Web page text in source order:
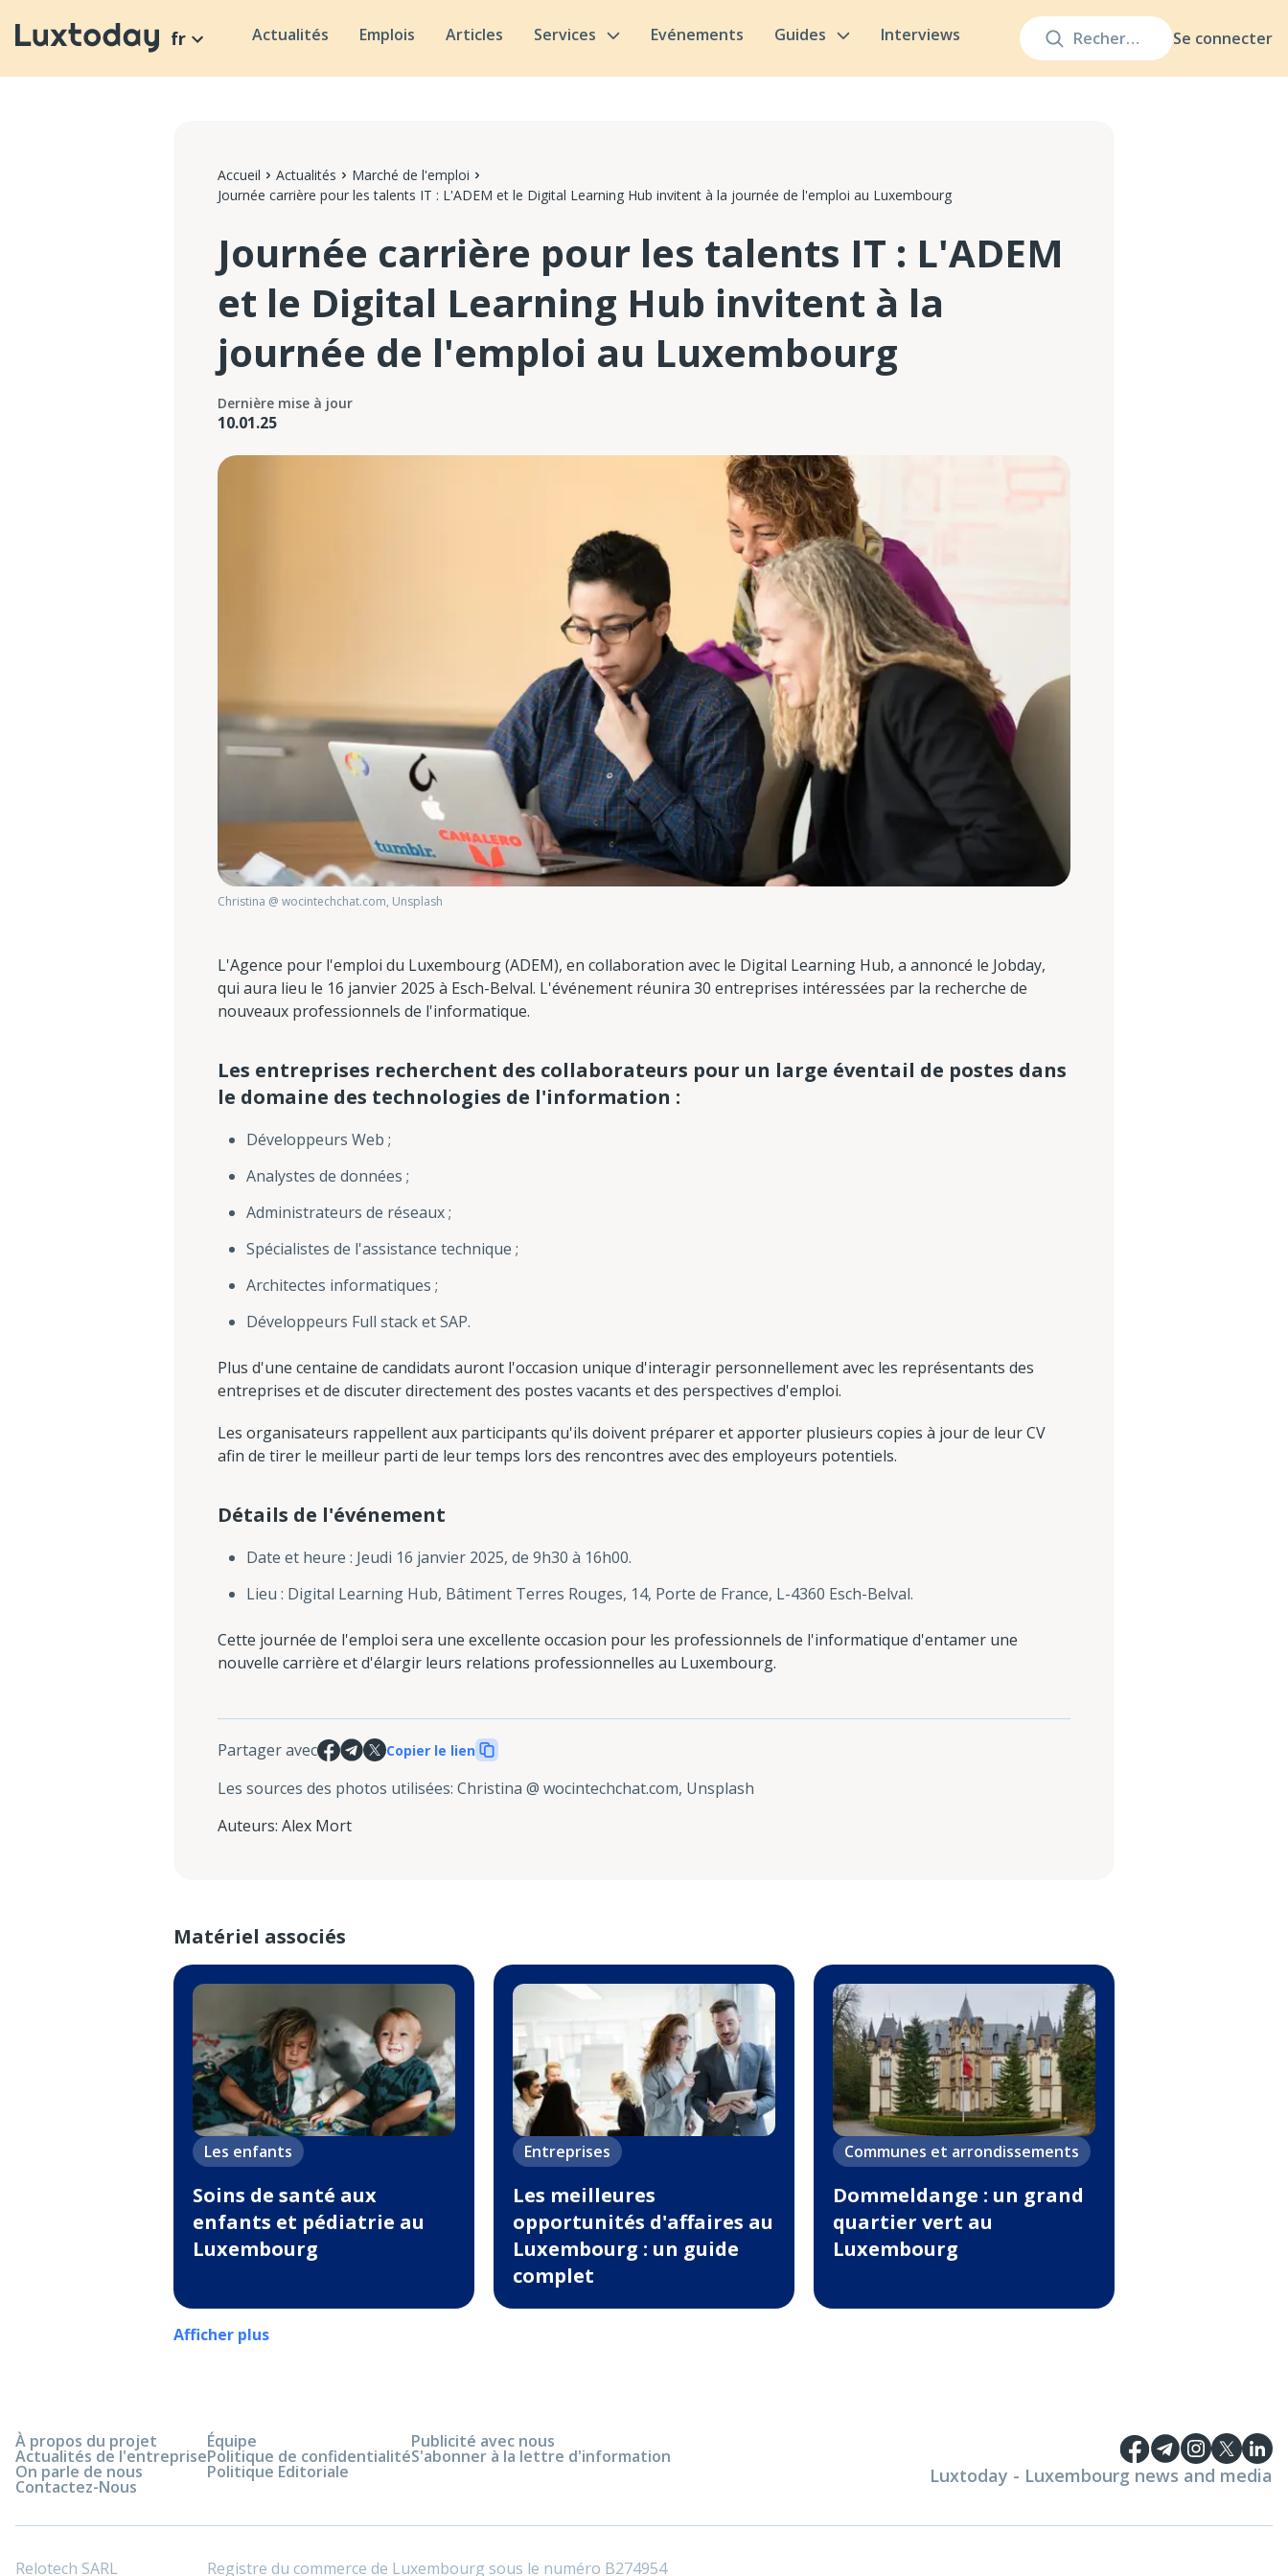
Se connecter
fr Actualités Emplois Articles Services Evénements Guides Interviews
Accueil Actualités
Marché de l'emploi
Journée carrière pour les talents IT : L'ADEM et le Digital Learning Hub invitent à la journée de l'emploi au Luxembourg
Journée carrière pour les talents IT : L'ADEM
et le Digital Learning Hub invitent à la
journée de l'emploi au Luxembourg
Dernière mise à jour
10.01.25
Christina @ wocintechchat.com, Unsplash
L'Agence pour l'emploi du Luxembourg (ADEM), en collaboration avec le Digital Learning Hub, a annoncé le Jobday,
qui aura lieu le 16 janvier 2025 à Esch-Belval. L'événement réunira 30 entreprises intéressées par la recherche de
nouveaux professionnels de l'informatique.
Les entreprises recherchent des collaborateurs pour un large éventail de postes dans
le domaine des technologies de l'information :
Développeurs Web ;
Analystes de données ;
Administrateurs de réseaux ;
Spécialistes de l'assistance technique ;
Architectes informatiques ;
Développeurs Full stack et SAP.
Plus d'une centaine de candidats auront l'occasion unique d'interagir personnellement avec les représentants des
entreprises et de discuter directement des postes vacants et des perspectives d'emploi.
Les organisateurs rappellent aux participants qu'ils doivent préparer et apporter plusieurs copies à jour de leur CV
afin de tirer le meilleur parti de leur temps lors des rencontres avec des employeurs potentiels.
Détails de l'événement
Date et heure : Jeudi 16 janvier 2025, de 9h30 à 16h00.
Lieu : Digital Learning Hub, Bâtiment Terres Rouges, 14, Porte de France, L-4360 Esch-Belval.
Cette journée de l'emploi sera une excellente occasion pour les professionnels de l'informatique d'entamer une
nouvelle carrière et d'élargir leurs relations professionnelles au Luxembourg.
Partager avec Copier le lien
Les sources des photos utilisées: Christina @ wocintechchat.com, Unsplash
Auteurs: Alex Mort
Matériel associés
Les enfants
Soins de santé aux
enfants et pédiatrie au
Luxembourg
Entreprises
Les meilleures
opportunités d'affaires au
Luxembourg : un guide
complet
Communes et arrondissements
Dommeldange : un grand
quartier vert au
Luxembourg
Afficher plus
À propos du projet
Actualités de l'entreprise
On parle de nous
Contactez-Nous
Équipe
Politique de confidentialité
Politique Editoriale
Publicité avec nous
S'abonner à la lettre d'information
Luxtoday - Luxembourg news and media
Relotech SARL Registre du commerce de Luxembourg sous le numéro B274954